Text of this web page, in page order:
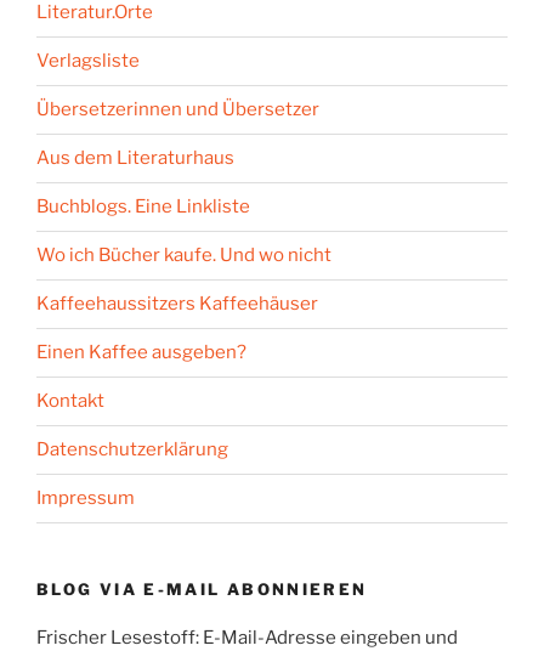
Literatur.Orte
Verlagsliste
Übersetzerinnen und Übersetzer
Aus dem Literaturhaus
Buchblogs. Eine Linkliste
Wo ich Bücher kaufe. Und wo nicht
Kaffeehaussitzers Kaffeehäuser
Einen Kaffee ausgeben?
Kontakt
Datenschutzerklärung
Impressum
BLOG VIA E-MAIL ABONNIEREN
Frischer Lesestoff: E-Mail-Adresse eingeben und